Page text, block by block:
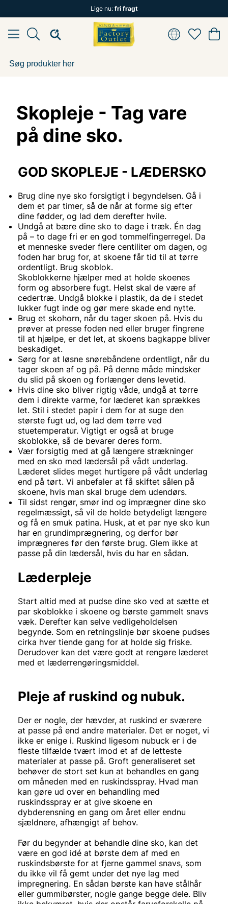
Lige nu: fri fragt
Skopleje - Tag vare
på dine sko.
GOD SKOPLEJE - LÆDERSKO
Brug dine nye sko forsigtigt i begyndelsen. Gå i
dem et par timer, så de når at forme sig efter
dine fødder, og lad dem derefter hvile.
Undgå at bære dine sko to dage i træk. Én dag
på – to dage fri er en god tommelfingerregel. Da
et menneske sveder flere centiliter om dagen, og
foden har brug for, at skoene får tid til at tørre
ordentligt. Brug skoblok.
Skoblokkerne hjælper med at holde skoenes
form og absorbere fugt. Helst skal de være af
cedertræ. Undgå blokke i plastik, da de i stedet
lukker fugt inde og gør mere skade end nytte.
Brug et skohorn, når du tager skoen på. Hvis du
prøver at presse foden ned eller bruger fingrene
til at hjælpe, er det let, at skoens bagkappe bliver
beskadiget.
Sørg for at løsne snørebåndene ordentligt, når du
tager skoen af og på. På denne måde mindsker
du slid på skoen og forlænger dens levetid.
Hvis dine sko bliver rigtig våde, undgå at tørre
dem i direkte varme, for læderet kan sprækkes
let. Stil i stedet papir i dem for at suge den
største fugt ud, og lad dem tørre ved
stuetemperatur. Vigtigt er også at bruge
skoblokke, så de bevarer deres form.
Vær forsigtig med at gå længere strækninger
med en sko med lædersål på vådt underlag.
Læderet slides meget hurtigere på vådt underlag
end på tørt. Vi anbefaler at få skiftet sålen på
skoene, hvis man skal bruge dem udendørs.
Til sidst rengør, smør ind og imprægner dine sko
regelmæssigt, så vil de holde betydeligt længere
og få en smuk patina. Husk, at et par nye sko kun
har en grundimprægnering, og derfor bør
imprægneres før den første brug. Glem ikke at
passe på din lædersål, hvis du har en sådan.
Læderpleje
Start altid med at pudse dine sko ved at sætte et
par skoblokke i skoene og børste gammelt snavs
væk. Derefter kan selve vedligeholdelsen
begynde. Som en retningslinje bør skoene pudses
cirka hver tiende gang for at holde sig friske.
Derudover kan det være godt at rengøre læderet
med et læderrengøringsmiddel.
Pleje af ruskind og nubuk.
Der er nogle, der hævder, at ruskind er sværere
at passe på end andre materialer. Det er noget, vi
ikke er enige i. Ruskind ligesom nubuck er i de
fleste tilfælde tvært imod et af de letteste
materialer at passe på. Groft generaliseret set
behøver de stort set kun at behandles en gang
om måneden med en ruskindsspray. Hvad man
kan gøre ud over en behandling med
ruskindsspray er at give skoene en
dybderensning en gang om året eller endnu
sjældnere, afhængigt af behov.
Før du begynder at behandle dine sko, kan det
være en god idé at børste dem af med en
ruskindsbørste for at fjerne gammel snavs, som
du ikke vil få gemt under det nye lag med
impregnering. En sådan børste kan have stålhår
eller gummibørster, nogle gange begge dele. Bliv